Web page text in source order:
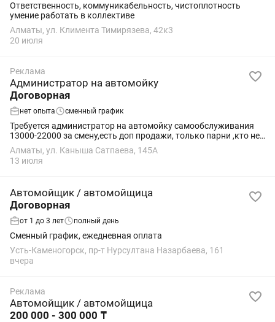
Ответственность, коммуникабельность, чистоплотность
умение работать в коллективе
Алматы, ул. Климента Тимирязева, 42к3
20 июля
Реклама
Администратор на автомойку
Договорная
нет опыта сменный график
Требуется администратор на автомойку самообслуживания
13000-22000 за смену,есть доп продажи, только парни ,кто не
боится трудится! не звонить..пишите . Wup
Алматы, ул. Каныша Сатпаева, 145А
13 июля
Автомойщик / автомойщица
Договорная
от 1 до 3 лет полный день
Сменный график, ежедневная оплата
Усть-Каменогорск, пр-т Нурсултана Назарбаева, 161
вчера
Реклама
Автомойщик / автомойщица
200 000 - 300 000 ₸